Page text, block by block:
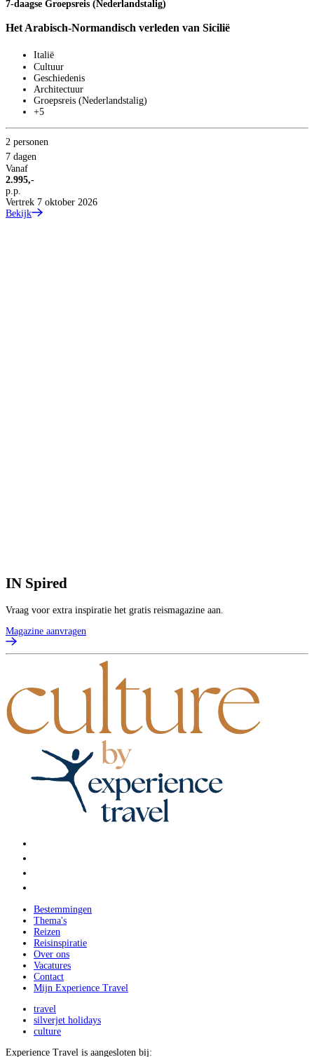
7-daagse Groepsreis (Nederlandstalig)
Het Arabisch-Normandisch verleden van Sicilië
Italië
Cultuur
Geschiedenis
Architectuur
Groepsreis (Nederlandstalig)
+5
2 personen
7 dagen
Vanaf
2.995,-
p.p.
Vertrek 7 oktober 2026
Bekijk
IN Spired
Vraag voor extra inspiratie het gratis reismagazine aan.
Magazine aanvragen
Bestemmingen
Thema's
Reizen
Reisinspiratie
Over ons
Vacatures
Contact
Mijn Experience Travel
travel
silverjet holidays
culture
Experience Travel is aangesloten bij: